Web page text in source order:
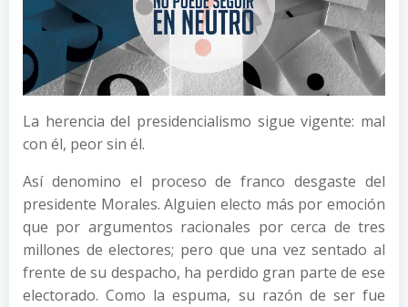
La herencia del presidencialismo sigue vigente: mal
con él, peor sin él.
Así denomino el proceso de franco desgaste del
presidente Morales. Alguien electo más por emoción
que por argumentos racionales por cerca de tres
millones de electores; pero que una vez sentado al
frente de su despacho, ha perdido gran parte de ese
electorado. Como la espuma, su razón de ser fue